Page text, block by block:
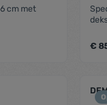
cm met
€